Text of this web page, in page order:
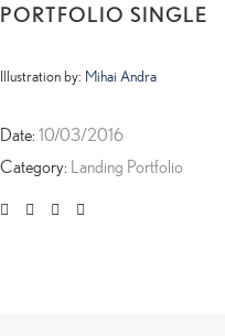
PORTFOLIO SINGLE
Illustration by: Mihai Andra
Date:10/03/2016
Category: Landing Portfolio